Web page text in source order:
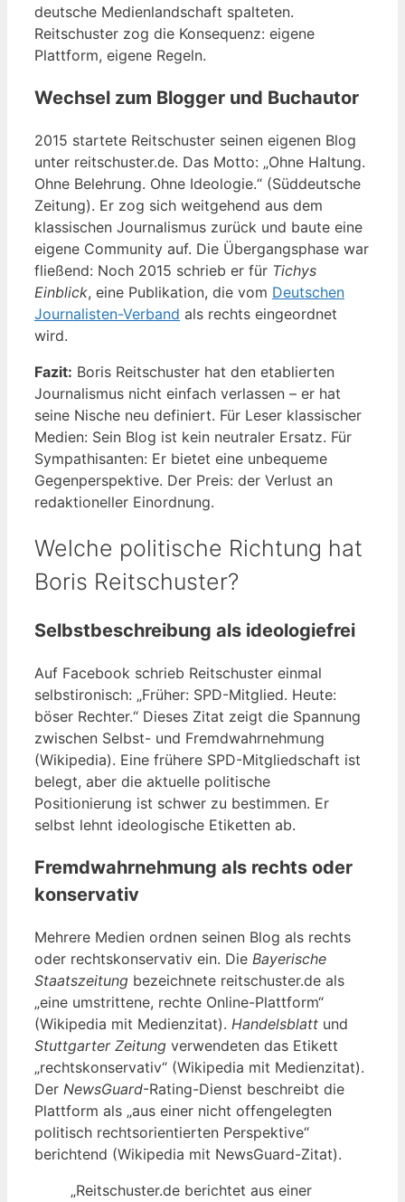
deutsche Medienlandschaft spalteten.
Reitschuster zog die Konsequenz: eigene
Plattform, eigene Regeln.
Wechsel zum Blogger und Buchautor
2015 startete Reitschuster seinen eigenen Blog
unter reitschuster.de. Das Motto: „Ohne Haltung.
Ohne Belehrung. Ohne Ideologie.“ (Süddeutsche
Zeitung). Er zog sich weitgehend aus dem
klassischen Journalismus zurück und baute eine
eigene Community auf. Die Übergangsphase war
fließend: Noch 2015 schrieb er für Tichys
Einblick, eine Publikation, die vom Deutschen
Journalisten-Verband als rechts eingeordnet
wird.
Fazit: Boris Reitschuster hat den etablierten
Journalismus nicht einfach verlassen – er hat
seine Nische neu definiert. Für Leser klassischer
Medien: Sein Blog ist kein neutraler Ersatz. Für
Sympathisanten: Er bietet eine unbequeme
Gegenperspektive. Der Preis: der Verlust an
redaktioneller Einordnung.
Welche politische Richtung hat
Boris Reitschuster?
Selbstbeschreibung als ideologiefrei
Auf Facebook schrieb Reitschuster einmal
selbstironisch: „Früher: SPD-Mitglied. Heute:
böser Rechter.“ Dieses Zitat zeigt die Spannung
zwischen Selbst- und Fremdwahrnehmung
(Wikipedia). Eine frühere SPD-Mitgliedschaft ist
belegt, aber die aktuelle politische
Positionierung ist schwer zu bestimmen. Er
selbst lehnt ideologische Etiketten ab.
Fremdwahrnehmung als rechts oder
konservativ
Mehrere Medien ordnen seinen Blog als rechts
oder rechtskonservativ ein. Die Bayerische
Staatszeitung bezeichnete reitschuster.de als
„eine umstrittene, rechte Online-Plattform“
(Wikipedia mit Medienzitat). Handelsblatt und
Stuttgarter Zeitung verwendeten das Etikett
„rechtskonservativ“ (Wikipedia mit Medienzitat).
Der NewsGuard-Rating-Dienst beschreibt die
Plattform als „aus einer nicht offengelegten
politisch rechtsorientierten Perspektive“
berichtend (Wikipedia mit NewsGuard-Zitat).
„Reitschuster.de berichtet aus einer